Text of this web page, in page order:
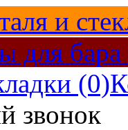
и
для бара
(0)
звонок